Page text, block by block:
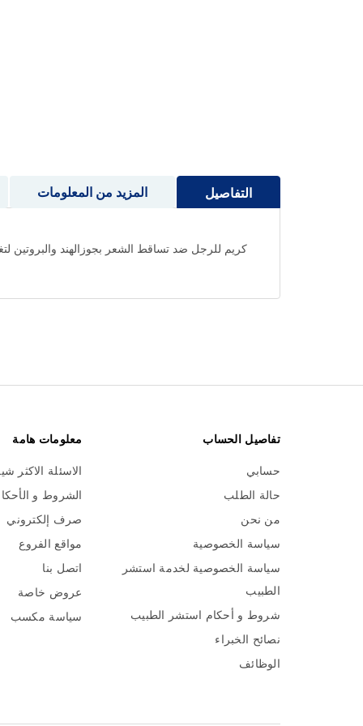
التفاصيل
كريم للرجل ضد تساقط الشعر بجوزالهند والبروتين
المزيد من المعلومات
تفاصيل الحساب
حسابي
حالة الطلب
من نحن
سياسة الخصوصية
سياسة الخصوصية لخدمة استشر
الطبيب
شروط و أحكام استشر الطبيب
نصائح الخبراء
الوظائف
معلومات هامة
الاسئلة الاكثر
الشروط و
صرف إلكتروني
مواقع الفروع
اتصل بنا
عروض خاصة
سياسة مكسب